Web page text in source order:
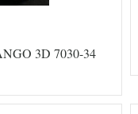
3D 7030-34